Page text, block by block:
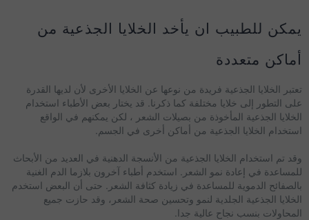
يمكن للطبيب ان يأخد الخلايا الجذعية من
أماكن متعددة
تعتبر الخلايا الجذعية فريدة من نوعها عن الخلايا الأخرى لأن لديها القدرة
على التطور إلى خلايا مختلفة كما ذكرنا. قد يختار بعض الأطباء استخدام
الخلايا الجذعية المأخوذة من بصيلات الشعر ، لكن يمكنهم في الواقع
استخدام الخلايا الجذعية من أماكن أخرى في الجسم.
وقد تم استخدام الخلايا الجذعية من الأنسجة الدهنية في العديد من الأبحاث
للمساعدة في إعادة نمو الشعر. استخدم أطباء آخرون بلازما الدم الغنية
بالصفائح الدموية للمساعدة في زيادة كثافة الشعر. حتى أن البعض استخدم
الخلايا الجذعية الجلدية لنمو وتحسين صحة الشعر، وقد حازت جميع
المحاولات بنسب نجاح عالية جدا.